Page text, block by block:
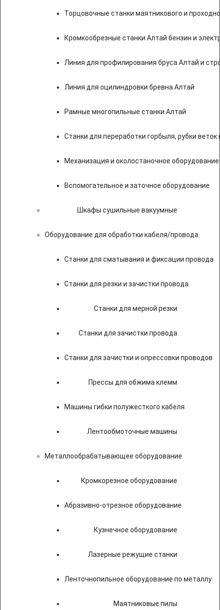
Торцовочные станки маятникового и
Кромкообрезные станки Алтай бензин и
Линия для профилирования бруса Алтай и
Линия для оцилиндровки бревна Алтай
Рамные многопильные станки Алтай
Станки для переработки горбыля, рубки веток
Механизация и околостаночное оборудование
Вспомогательное и заточное оборудование
Шкафы сушильные вакуумные
Оборудование для обработки кабеля/провода
Станки для сматывания и фиксации провода
Станки для резки и зачистки провода
Станки для мерной резки
Станки для зачистки провода
Станки для зачистки и опрессовки проводов
Прессы для обжима клемм
Машины гибки полужесткого кабеля
Лентообмоточные машины
Металлообрабатывающее оборудование
Кромкорезное оборудование
Абразивно-отрезное оборудование
Кузнечное оборудование
Лазерные режущие станки
Ленточнопильное оборудование по металлу
Маятниковые пилы